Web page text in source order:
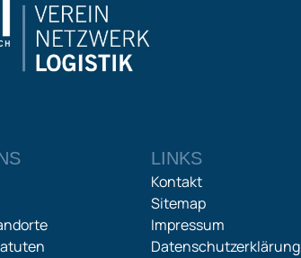
LINKS
Kontakt
Sitemap
Impressum
Datenschutzerklärung